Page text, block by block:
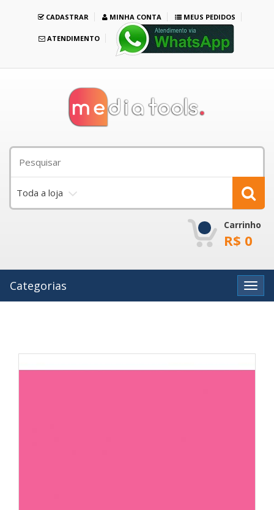
CADASTRAR MINHA CONTA MEUS PEDIDOS
ATENDIMENTO
Toda a loja
Carrinho
R$ 0
Categorias Ver